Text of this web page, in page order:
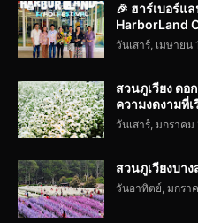
🎉 ฮาร์เบอร์แ
HarborLand
วันเสาร์, เมษายน
สวนภูเวียง ดอ
ความงดงามที่
วันเสาร์, มกราคม
สวนภูเวียงบา
วันอาทิตย์, มกรา